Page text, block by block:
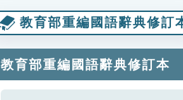
教育部重編國語辭典修訂
教育部重編國語辭典修訂本